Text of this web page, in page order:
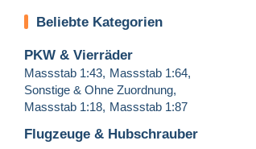
Beliebte Kategorien
PKW & Vierräder
Massstab 1:43, Massstab 1:64,
Sonstige & Ohne Zuordnung,
Massstab 1:18, Massstab 1:87
Flugzeuge & Hubschrauber